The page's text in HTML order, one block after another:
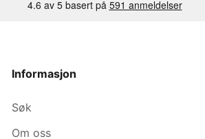
Informasjon
Søk
Om oss